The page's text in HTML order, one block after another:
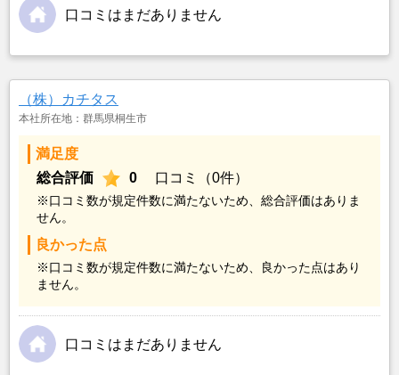
口コミはまだありません
（株）カチタス
本社所在地：群馬県桐生市
満足度
総合評価
0 口コミ（0件）
※口コミ数が規定件数に満たないため、総合評価はありま
せん。
良かった点
※口コミ数が規定件数に満たないため、良かった点はあり
ません。
口コミはまだありません